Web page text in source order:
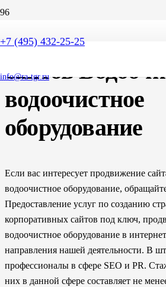
+7 (495) 432-25-25
info@ra-tgr.ru
SEO
сайтов
водоочистное
оборудование
Если вас интересует продвижение
водоочистное оборудование,
Предоставление услуг по созданию
корпоративных сайтов под ключ,
водоочистное оборудование в
направления нашей деятельности. В
профессионалы в сфере SEO и PR.
них в данной сфере составляет не